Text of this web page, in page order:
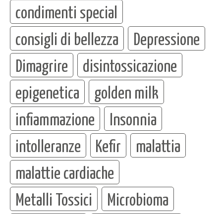
condimenti special
consigli di bellezza
Depressione
Dimagrire
disintossicazione
epigenetica
golden milk
infiammazione
Insonnia
intolleranze
Kefir
malattia
malattie cardiache
Metalli Tossici
Microbioma